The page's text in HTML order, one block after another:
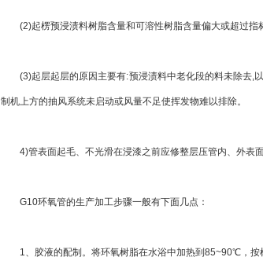
(2)起楞预浸渍料树脂含量和可溶性树脂含量偏大或超过指
(3)起层起层的原因主要有:预浸渍料中老化段的料未除去,以
制机上方的抽风系统未启动或风量不足使挥发物难以排除。
4)管表面起毛、不光滑在浸漆之前应修整层压管内、外表面
G10环氧管的生产加工步骤一般有下面几点：
1、胶液的配制。将环氧树脂在水浴中加热到85~90℃，按